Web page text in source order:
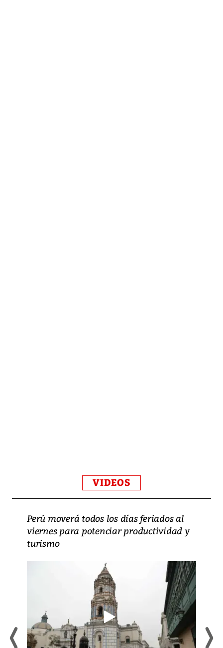
VIDEOS
Perú moverá todos los días feriados al
viernes para potenciar productividad y
turismo